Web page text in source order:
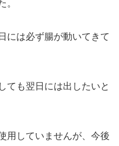
。
には必ず腸が動いてきて
ても翌日には出したいと
用していませんが、今後